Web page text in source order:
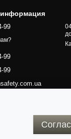
информация
99
99
99